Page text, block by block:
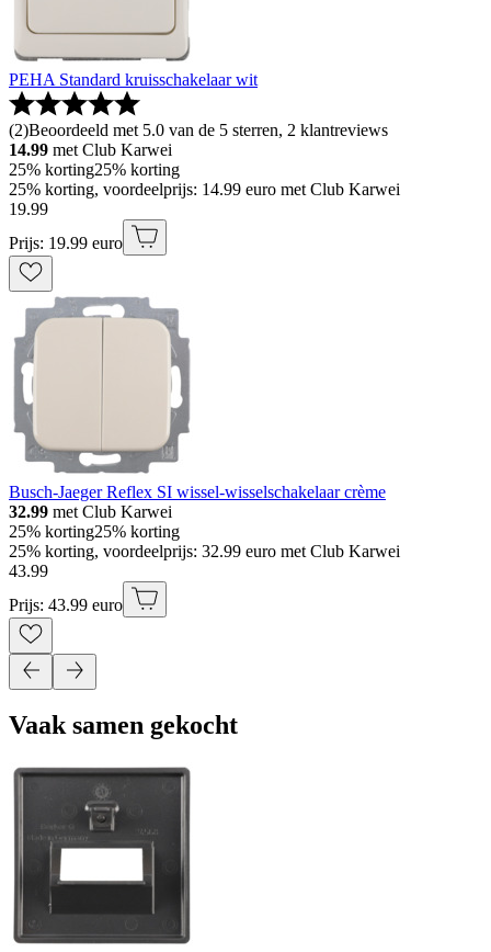
PEHA Standard kruisschakelaar wit
(2)Beoordeeld met 5.0 van de 5 sterren, 2 klantreviews
14.99 met Club Karwei
25% korting25% korting
25% korting, voordeelprijs: 14.99 euro met Club Karwei
19.99
Prijs: 19.99 euro
Busch-Jaeger Reflex SI wissel-wisselschakelaar crème
32.99 met Club Karwei
25% korting25% korting
25% korting, voordeelprijs: 32.99 euro met Club Karwei
43.99
Prijs: 43.99 euro
Vaak samen gekocht